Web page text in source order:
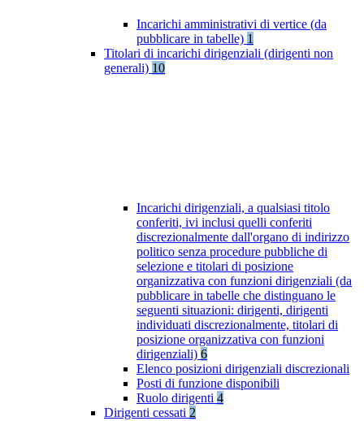
Incarichi amministrativi di vertice (da
pubblicare in tabelle) 1
Titolari di incarichi dirigenziali (dirigenti non
generali) 10
Incarichi dirigenziali, a qualsiasi titolo
conferiti, ivi inclusi quelli conferiti
discrezionalmente dall'organo di indirizzo
politico senza procedure pubbliche di
selezione e titolari di posizione
organizzativa con funzioni dirigenziali (da
pubblicare in tabelle che distinguano le
seguenti situazioni: dirigenti, dirigenti
individuati discrezionalmente, titolari di
posizione organizzativa con funzioni
dirigenziali) 6
Elenco posizioni dirigenziali discrezionali
Posti di funzione disponibili
Ruolo dirigenti 4
Dirigenti cessati 2